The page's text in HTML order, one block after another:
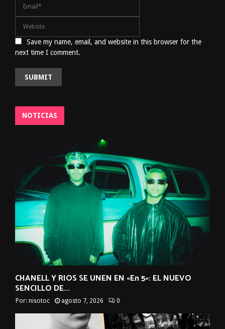
Save my name, email, and website in this browser for the
next time I comment.
NOTICIAS
CHANELL Y RIOS SE UNEN EN «En 5»: EL NUEVO
SENCILLO DE...
Por: nisotoc agosto 7, 2026 0